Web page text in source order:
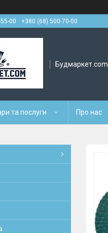
00
+380 (68) 500-70-00
Будмаркет.com
та послуги Про нас